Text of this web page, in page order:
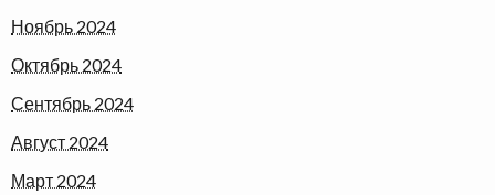
Ноябрь 2024
Октябрь 2024
Сентябрь 2024
Август 2024
Март 2024